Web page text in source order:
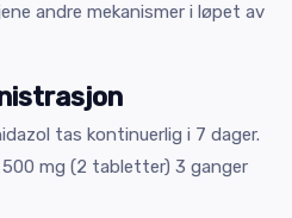
andre mekanismer i løpet av
tas kontinuerlig i 7 dager.
500 mg (2 tabletter) 3 ganger